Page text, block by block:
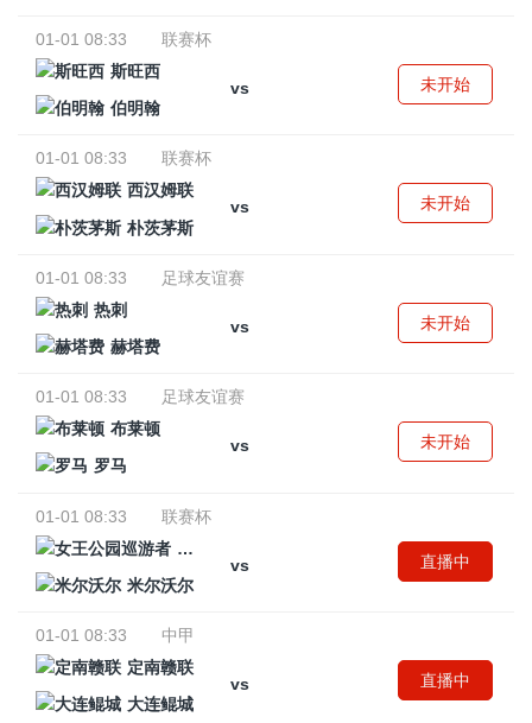
01-01 08:33
联赛杯
斯旺西
vs
伯明翰
未开始
01-01 08:33
联赛杯
西汉姆联
vs
朴茨茅斯
未开始
01-01 08:33
足球友谊赛
热刺
vs
赫塔费
未开始
01-01 08:33
足球友谊赛
布莱顿
vs
罗马
未开始
01-01 08:33
联赛杯
女王公园巡游者
vs
米尔沃尔
直播中
01-01 08:33
中甲
定南赣联
vs
大连鲲城
直播中